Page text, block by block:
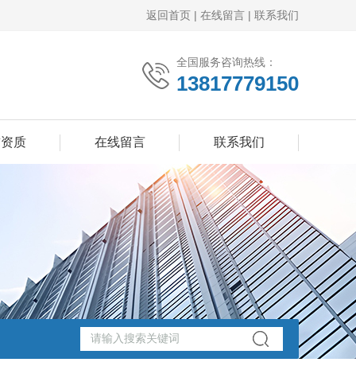
返回首页 | 在线留言 | 联系我们
全国服务咨询热线：
13817779150
质 在线留言 联系我们